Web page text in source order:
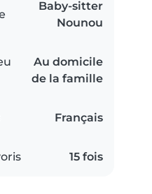
Baby-sitter
Nounou
Au domicile
de la famille
Français
15 fois